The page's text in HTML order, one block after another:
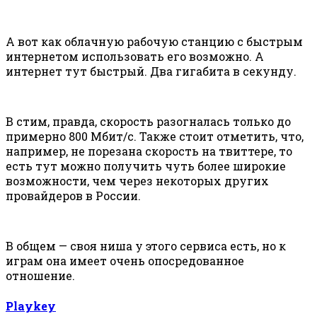
А вот как облачную рабочую станцию с быстрым
интернетом использовать его возможно. А
интернет тут быстрый. Два гигабита в секунду.
В стим, правда, скорость разогналась только до
примерно 800 Мбит/с. Также стоит отметить, что,
например, не порезана скорость на твиттере, то
есть тут можно получить чуть более широкие
возможности, чем через некоторых других
провайдеров в России.
В общем — своя ниша у этого сервиса есть, но к
играм она имеет очень опосредованное
отношение.
Playkey